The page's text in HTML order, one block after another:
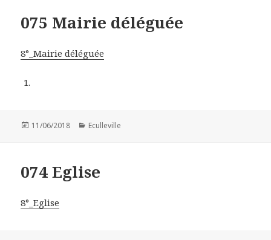
075 Mairie déléguée
8°_Mairie déléguée
Publié
11/06/2018 Catégories
Eculleville
074 Eglise
8°_Eglise